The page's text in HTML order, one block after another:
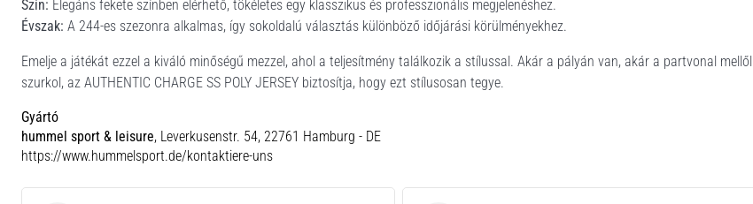
Szín: Elegáns fekete színben elérhető, tökéletes egy klasszikus és professzionális megjelenéshez.
Évszak: A 244-es szezonra alkalmas, így sokoldalú választás különböző időjárási körülményekhez.
Emelje a játékát ezzel a kiváló minőségű mezzel, ahol a teljesítmény találkozik a stílussal. Akár a pályán van, akár a partvonal mellől
szurkol, az AUTHENTIC CHARGE SS POLY JERSEY biztosítja, hogy ezt stílusosan tegye.
Gyártó
hummel sport & leisure, Leverkusenstr. 54, 22761 Hamburg - DE
https://www.hummelsport.de/kontaktiere-uns